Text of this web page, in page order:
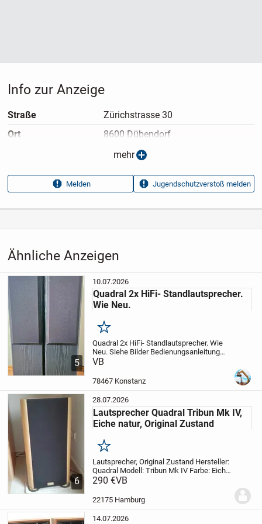
8600 Dübendorf ZH
Ähnliche Anzeigen
5
10.07.2026
Quadral 2x HiFi- Standlautsprecher.
Wie Neu.
Merken
Quadral 2x HiFi- Standlautsprecher. Wie
Neu. Siehe Bilder Bedienungsanleitung
Voll Funktionsfähig nicht beschädigt und
gekauft werden
VB
78467 Konstanz
6
28.07.2026
Lautsprecher Quadral Tribun Mk IV,
Eiche natur, Original Zustand
Merken
Lautsprecher, Original ZustandHersteller:
QuadralModell: Tribun Mk IVFarbe: Eiche
natur Abmessungen: 580 x 302 x 310 (H x
Tieftöner: 220 mm
290 €VB
22175 Hamburg
14.07.2026
Info zur Anzeige
Straße
Zürichstrasse 30
Ort
8600 Dübendorf
Privatangebot
Anzeigen­datum
22.07.2026
Anzeigen­kennung
3a0ed8ad
Aufrufe dieser
8
Unterhaltungselektronik
HiFi
Regallautsprecher
mehr
Melden Jugendschutzverstoß melden